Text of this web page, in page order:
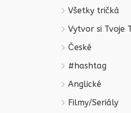
Všetky tričká
Vytvor si Tvoje
České
#hashtag
Anglické
Filmy/Seriály